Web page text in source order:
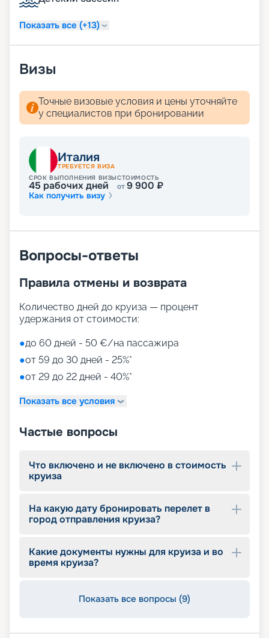
путевку на навигацию 2026 - 2027 г. не выходя из
дома. Для того чтобы воспользоваться нашими
менеджерами.
Показать все (+13)
Визы
Точные визовые условия и цены уточняйте
у специалистов при бронировании
Италия
ТРЕБУЕТСЯ ВИЗА
СРОК ВЫПОЛНЕНИЯ ВИЗЫ
45 рабочих дней
СТОИМОСТЬ
от9 900 ₽
Как получить визу
Вопросы-ответы
Правила отмены и возврата
Количество дней до круиза — процент
удержания от стоимости:
●до 60 дней - 50 €/на пассажира
●от 59 до 30 дней - 25%*
●от 29 до 22 дней - 40%*
Показать все условия
Частые вопросы
Что включено и не включено в стоимость
круиза
На какую дату бронировать перелет в
город отправления круиза?
Какие документы нужны для круиза и во
время круиза?
Показать все вопросы (9)